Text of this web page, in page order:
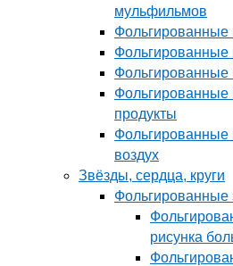
мульфильмов
Фольгированные
продукты
воздух
Звёзды, сердца, круги
Фольгированные
рисунка